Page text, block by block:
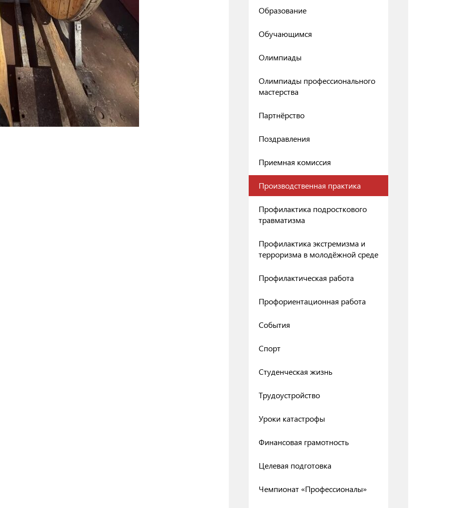
Образование
Обучающимся
Олимпиады
Олимпиады профессионального
мастерства
Партнёрство
Поздравления
Приемная комиссия
Производственная практика
Профилактика подросткового
травматизма
Профилактика экстремизма и
терроризма в молодёжной среде
Профилактическая работа
Профориентационная работа
События
Спорт
Студенческая жизнь
Трудоустройство
Уроки катастрофы
Финансовая грамотность
Целевая подготовка
Чемпионат «Профессионалы»